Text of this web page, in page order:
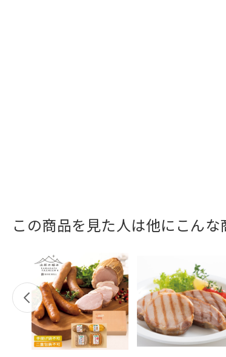
この商品を見た人は他にこんな